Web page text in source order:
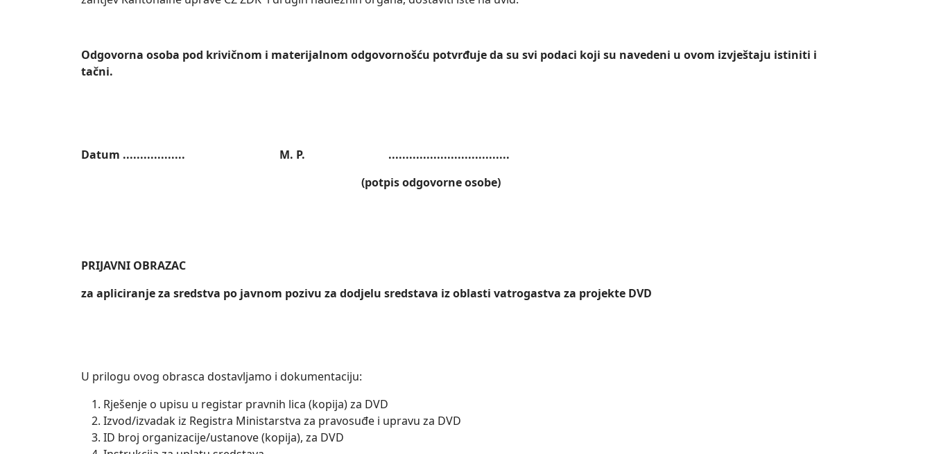
Odgovorna osoba pod krivičnom i materijalnom odgovornošću potvrđuje da su svi podaci koji su navedeni u ovom izvještaju istiniti i
tačni.
Datum .................. M. P. ...................................
(potpis odgovorne osobe)
PRIJAVNI OBRAZAC
za apliciranje za sredstva po javnom pozivu za dodjelu sredstava iz oblasti vatrogastva za projekte DVD
U prilogu ovog obrasca dostavljamo i dokumentaciju:
Rješenje o upisu u registar pravnih lica (kopija) za DVD
Izvod/izvadak iz Registra Ministarstva za pravosuđe i upravu za DVD
ID broj organizacije/ustanove (kopija), za DVD